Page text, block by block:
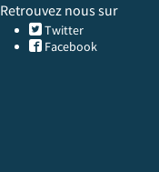
Retrouvez nous sur
Twitter
Facebook